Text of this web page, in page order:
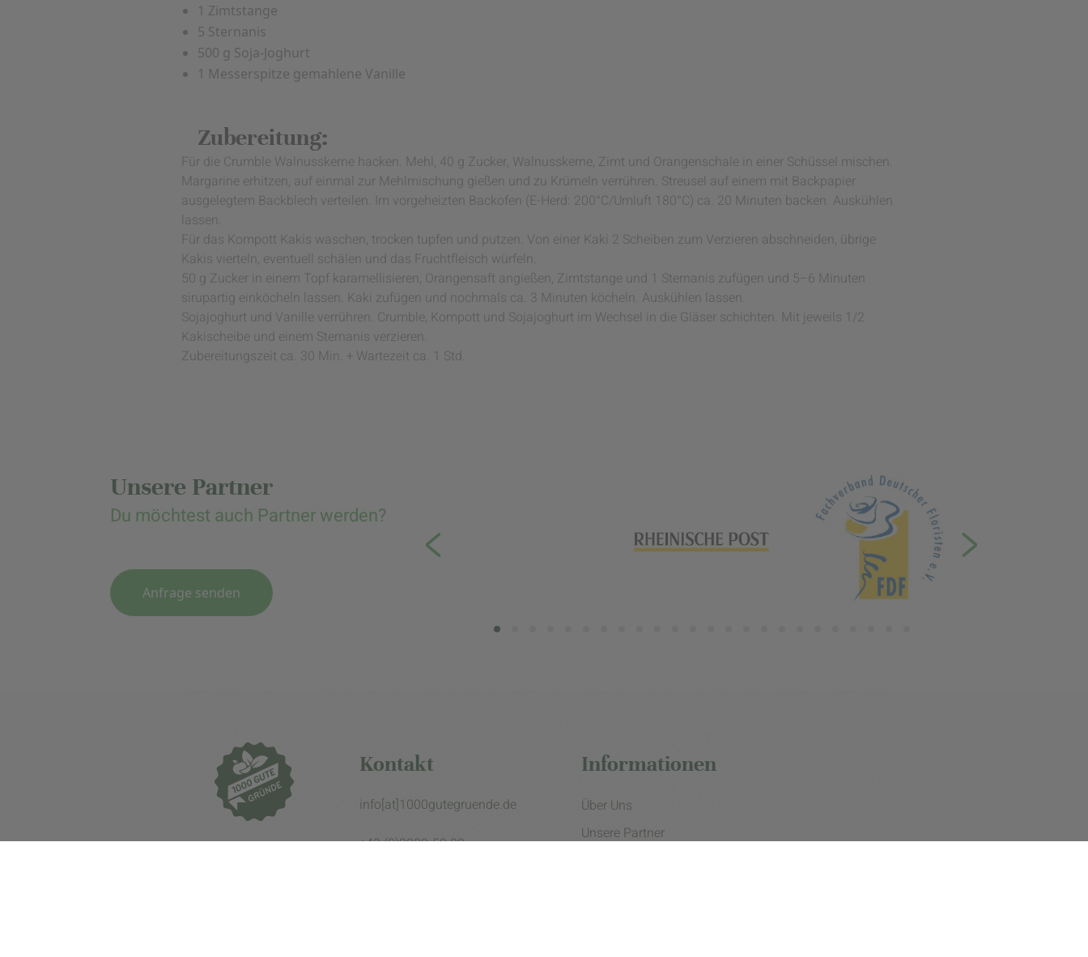
1 Zimtstange
5 Sternanis
500 g Soja-Joghurt
1 Messerspitze gemahlene Vanille
Zubereitung:
Für die Crumble Walnusskerne hacken. Mehl, 40 g Zucker, Walnusskerne, Zimt und Orangenschale in einer Schüssel mischen.
Margarine erhitzen, auf einmal zur Mehlmischung gießen und zu Krümeln verrühren. Streusel auf einem mit Backpapier
ausgelegtem Backblech verteilen. Im vorgeheizten Backofen (E-Herd: 200°C/Umluft 180°C) ca. 20 Minuten backen. Auskühlen
lassen.
Für das Kompott Kakis waschen, trocken tupfen und putzen. Von einer Kaki 2 Scheiben zum Verzieren abschneiden, übrige
Kakis vierteln, eventuell schälen und das Fruchtfleisch würfeln.
50 g Zucker in einem Topf karamellisieren, Orangensaft angießen, Zimtstange und 1 Sternanis zufügen und 5–6 Minuten
sirupartig einköcheln lassen. Kaki zufügen und nochmals ca. 3 Minuten köcheln. Auskühlen lassen.
Sojajoghurt und Vanille verrühren. Crumble, Kompott und Sojajoghurt im Wechsel in die Gläser schichten. Mit jeweils 1/2
Kakischeibe und einem Sternanis verzieren.
Zubereitungszeit ca. 30 Min. + Wartezeit ca. 1 Std.
Unsere Partner
Du möchtest auch Partner werden?
Anfrage senden
Kontakt
info[at]1000gutegruende.de
+49 (0)2839-59 00
Informationen
Über Uns
Unsere Partner